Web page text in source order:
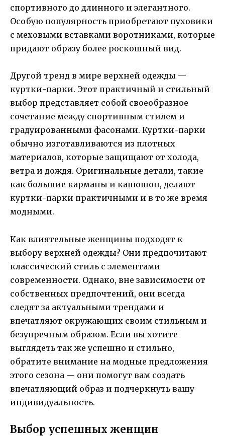
спортивного до длинного и элегантного.
Особую популярность приобретают пуховики
с меховыми вставками воротниками, которые
придают образу более роскошный вид.
Другой тренд в мире верхней одежды —
куртки-парки. Этот практичный и стильный
выбор представляет собой своеобразное
сочетание между спортивным стилем и
градуированными фасонами. Куртки-парки
обычно изготавливаются из плотных
материалов, которые защищают от холода,
ветра и дождя. Оригинальные детали, такие
как большие карманы и капюшон, делают
куртки-парки практичными и в то же время
модными.
Как влиятельные женщины подходят к
выбору верхней одежды? Они предпочитают
классический стиль с элементами
современности. Однако, вне зависимости от
собственных предпочтений, они всегда
следят за актуальными трендами и
впечатляют окружающих своим стильным и
безупречным образом. Если вы хотите
выглядеть так же успешно и стильно,
обратите внимание на модные предложения
этого сезона — они помогут вам создать
впечатляющий образ и подчеркнуть вашу
индивидуальность.
Выбор успешных женщин